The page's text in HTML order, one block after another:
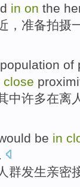
in on the
，准备拍摄
population of
close
中许多在离
be in
人群发生亲密